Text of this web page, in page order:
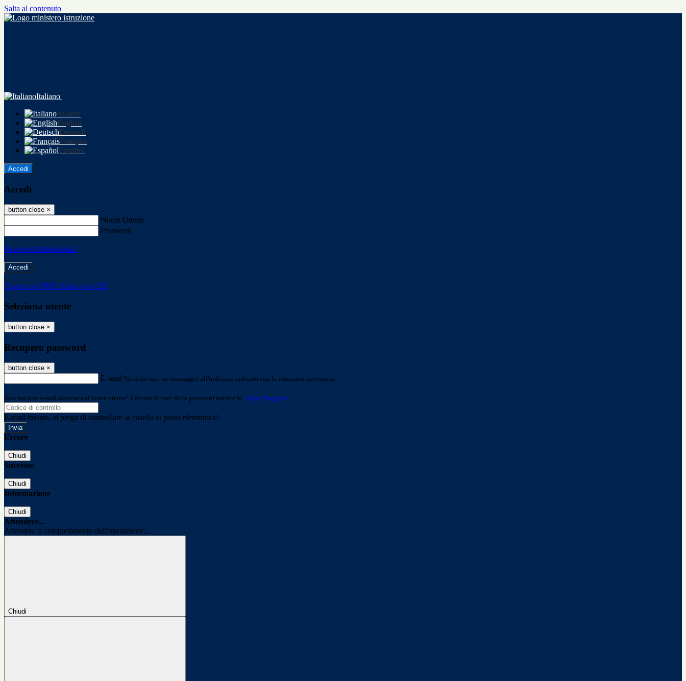
Salta al contenuto
Italiano
Italiano
English
Deutsch
Français
Español
Accedi
Accedi
button close ×
Nome Utente
Password
Password dimenticata?
-
Entra con SPID Entra con CIE
Seleziona utente
button close ×
Recupero password
button close ×
E-mail Verrà inviato un messaggio all'indirizzo indicato con le istruzioni necessarie.
Non hai una e-mail associata al nome utente? Effettua il reset della password tramite la Login Spaggiari
E-mail inviata, si prega di controllare la casella di posta elettronica!
Errore
Chiudi
Successo
Chiudi
Informazione
Chiudi
Attendere...
Attendere il completamento dell'operazione...
Chiudi